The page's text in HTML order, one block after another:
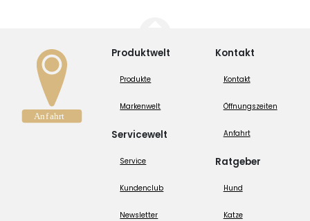
Produktwelt
Produkte
Markenwelt
Servicewelt
Service
Kundenclub
Newsletter
Kontakt
Kontakt
Öffnungszeiten
Anfahrt
Ratgeber
Hund
Katze